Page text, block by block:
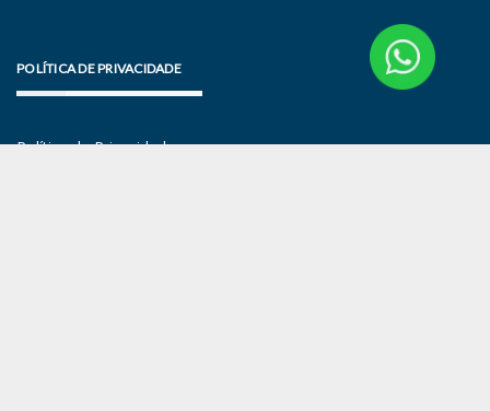
POLÍTICA DE PRIVACIDADE
Política de Privacidade